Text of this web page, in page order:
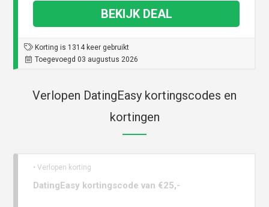
BEKIJK DEAL
Korting is 1314 keer gebruikt
Toegevoegd 03 augustus 2026
Verlopen DatingEasy kortingscodes en
kortingen
• Verlopen korting
DatingEasy kortingscode van €25,-